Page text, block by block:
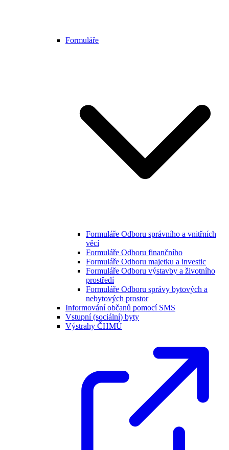
Formuláře
Formuláře Odboru správního a vnitřních
věcí
Formuláře Odboru finančního
Formuláře Odboru majetku a investic
Formuláře Odboru výstavby a životního
prostředí
Formuláře Odboru správy bytových a
nebytových prostor
Informování občanů pomocí SMS
Vstupní (sociální) byty
Výstrahy ČHMÚ